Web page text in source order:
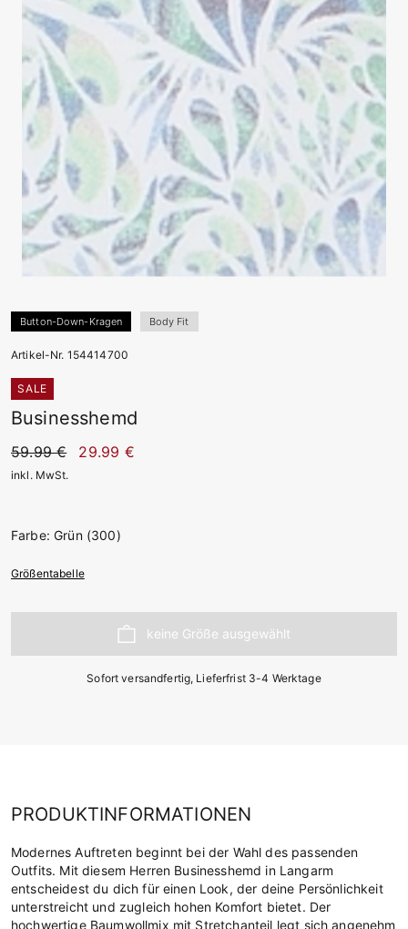
Button-Down-Kragen Body Fit
Artikel-Nr. 154414700
SALE
Businesshemd
59.99 € 29.99 €
inkl. MwSt.
Farbe: Grün (300)
Größentabelle
Sofort versandfertig, Lieferfrist 3-4 Werktage
PRODUKTINFORMATIONEN
Modernes Auftreten beginnt bei der Wahl des passenden
Outfits. Mit diesem Herren Businesshemd in Langarm
entscheidest du dich für einen Look, der deine Persönlichkeit
unterstreicht und zugleich hohen Komfort bietet. Der
hochwertige Baumwollmix mit Stretchanteil legt sich angenehm